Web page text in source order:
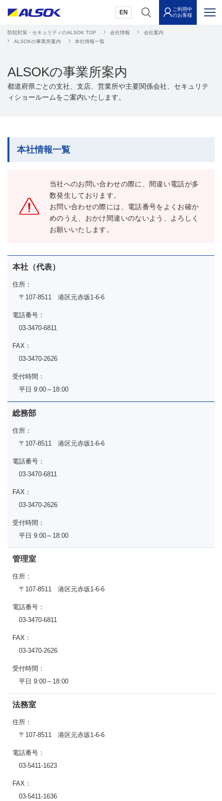
EN
ご利用中
のお客様
防犯対策・セキュリティのALSOK TOP 会社情報
会社案内
ALSOKの事業所案内
本社情報一覧
ALSOKの事業所案内
都道府県ごとの支社、支店、営業所や主要関係会社、セキュリテ
ィショールームをご案内いたします。
本社情報一覧
当社へのお問い合わせの際に、間違い電話が多
数発生しております。
お問い合わせの際には、電話番号をよくお確か
めのうえ、おかけ間違いのないよう、よろしく
お願いいたします。
本社（代表）
住所：
〒107-8511 港区元赤坂1-6-6
電話番号：
03-3470-6811
FAX：
03-3470-2626
受付時間：
平日 9:00～18:00
総務部
住所：
〒107-8511 港区元赤坂1-6-6
電話番号：
03-3470-6811
FAX：
03-3470-2626
受付時間：
平日 9:00～18:00
管理室
住所：
〒107-8511 港区元赤坂1-6-6
電話番号：
03-3470-6811
FAX：
03-3470-2626
受付時間：
平日 9:00～18:00
法務室
住所：
〒107-8511 港区元赤坂1-6-6
電話番号：
03-5411-1623
FAX：
03-5411-1636